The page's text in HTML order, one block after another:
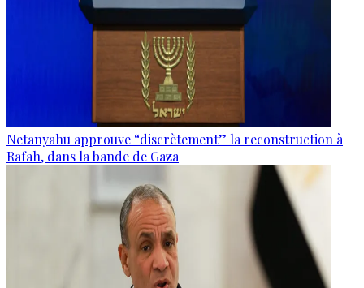
Netanyahu approuve “discrètement” la reconstruction à
Rafah, dans la bande de Gaza